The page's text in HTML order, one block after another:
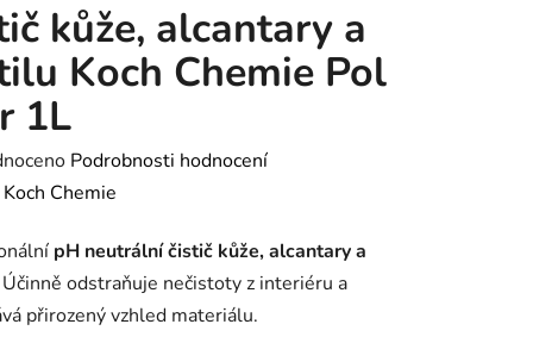
kůže, alcantary a
Koch Chemie Pol
1L
Podrobnosti hodnocení
Koch Chemie
pH neutrální čistič kůže, alcantary a
odstraňuje nečistoty z interiéru a
přirozený vzhled materiálu.